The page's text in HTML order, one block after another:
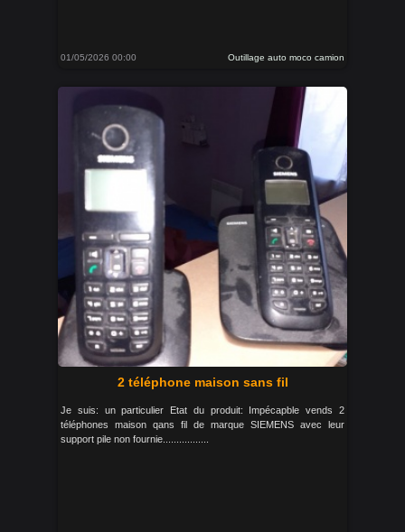
01/05/2026 00:00 Outillage auto moco camion
2 téléphone maison sans fil
Je suis: un particulier Etat du produit: Impécapble vends 2
téléphones maison qans fil de marque SIEMENS avec leur
support pile non fournie.................